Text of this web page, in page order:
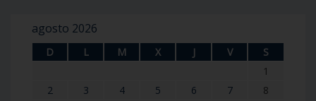
agosto 2026
D L M X J V
S
1
2
3 4 5 6 7
8